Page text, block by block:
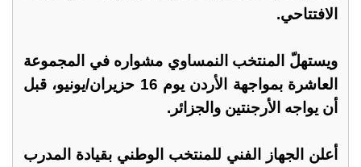
الافتتاحي.
ويستهلّ المنتخب النمساوي مشواره في المجموعة
العاشرة بمواجهة الأردن يوم 16 حزيران/يونيو، قبل
أن يواجه الأرجنتين والجزائر.
أعلن الجهاز الفني للمنتخب الوطني بقيادة المدرب